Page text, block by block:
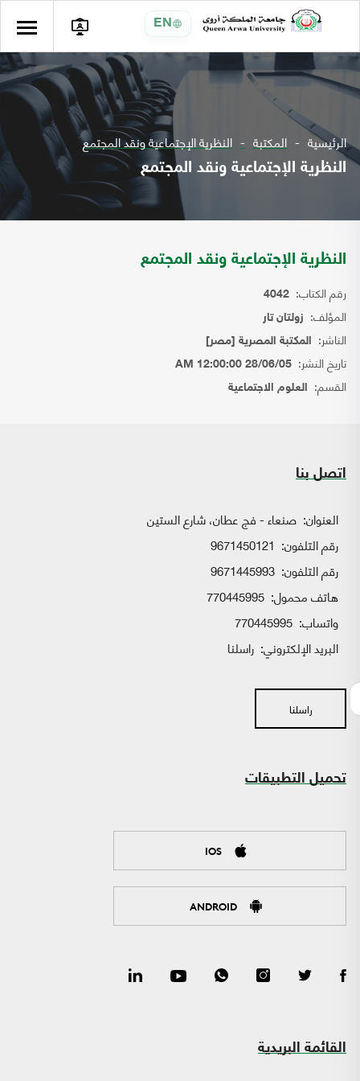
EN
الرئيسية المكتبة النظرية الإجتماعية ونقد المجتمع
النظرية الإجتماعية ونقد المجتمع
النظرية الإجتماعية ونقد المجتمع
رقم الكتاب: 4042
المؤلف: زولتان تار
الناشر: المكتبة المصرية [مصر]
تاريخ النشر: 28/06/05 12:00:00 AM
القسم: العلوم الاجتماعية
اتصل بنا
العنوان: صنعاء - فج عطان، شارع الستين
رقم التلفون: 9671450121
رقم التلفون: 9671445993
هاتف محمول: 770445995
واتساب:
البريد الإلكتروني: راسلنا
راسلنا
تحميل التطبيقات
IOS
ANDROID
القائمة البريدية